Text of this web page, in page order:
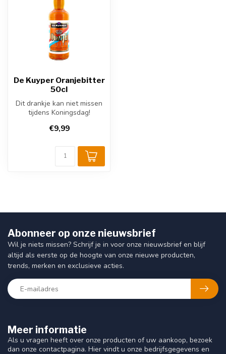
De Kuyper Oranjebitter
50cl
Dit drankje kan niet missen
tijdens Koningsdag!
€9,99
Meer informatie
Als u vragen heeft over onze producten of uw aankoop, bezoek
dan onze contactpagina. Hier vindt u onze bedrijfsgegevens en
Abonneer op onze nieuwsbrief
Wil je niets missen? Schrijf je in voor onze nieuwsbrief en blijf
altijd als eerste op de hoogte van onze nieuwe producten,
trends, merken en exclusieve acties.